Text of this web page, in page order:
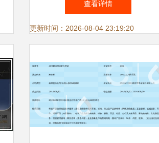
创新创业博览会，彰显信息技
术咨询新高度
查看详情
更新时间：2026-08-04 23:19:20